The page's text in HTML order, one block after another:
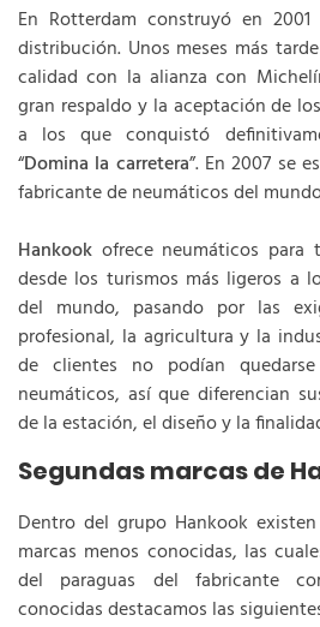
En Rotterdam construyó en
distribución. Unos meses más
calidad con la alianza con
gran respaldo y la aceptación de
a los que conquistó
“Domina la carretera”. En 2007 se
fabricante de neumáticos del
Hankook ofrece neumáticos
desde los turismos más ligeros a
del mundo, pasando por las
profesional, la agricultura y la
de clientes no podían
neumáticos, así que diferencian
de la estación, el diseño y la
Segundas marcas de
Dentro del grupo Hankook
marcas menos conocidas, las
del paraguas del fabricante
conocidas destacamos las